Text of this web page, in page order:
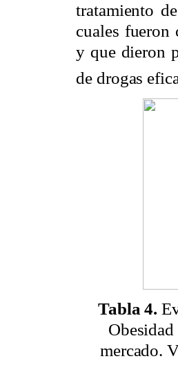
tratamiento
cuales fueron
y que dieron
de drogas
Tabla 4.
mercado.